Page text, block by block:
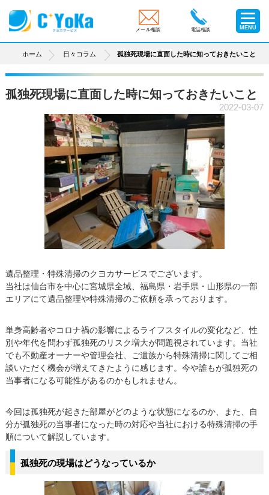
メール相談 電話相談 MENU
ホーム 日々コラム 孤独死現場に直面した時に知っておきたいこと
孤独死現場に直面した時に知っておきたいこと
2022-03-07
遺品整理・特殊清掃のクヨカサービスでございます。
当社は仙台市を中心に宮城県全域、福島県・岩手県・山形県の一部
エリアにて遺品整理や特殊清掃のご依頼を承っております。
単身高齢者やコロナ禍の影響によるライフスタイルの変化など、性
別や年代を問わず孤独死のリスク増大が問題視されています。当社
でも不動産オーナーや管理会社、ご遺族から特殊清掃に関してご相
談いただく機会が増えてきたように感じます。今や誰もが孤独死の
当事者になる可能性があるのかもしれません。
今回は孤独死が起きた部屋がどのような状態になるのか、また、自
分が孤独死の当事者になった時の対応や当社における特殊清掃の手
順について解説しています。
孤独死の現場はどうなっているか